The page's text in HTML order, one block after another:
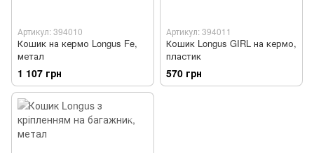
Артикул: 394010
Кошик на кермо Longus Fe,
метал
1 107 грн
Артикул: 394011
Кошик Longus GIRL на кермо,
пластик
570 грн